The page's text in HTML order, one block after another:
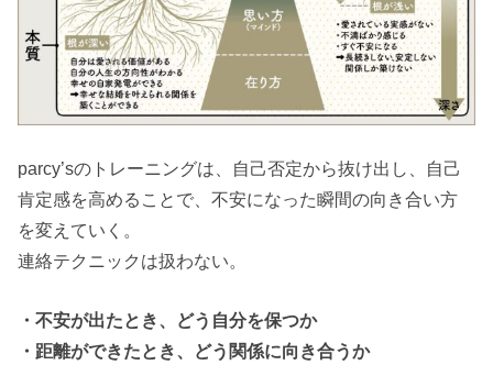
parcy’sのトレーニングは、自己否定から抜け出し、自己
肯定感を高めることで、不安になった瞬間の向き合い方
を変えていく。
連絡テクニックは扱わない。
・不安が出たとき、どう自分を保つか
・距離ができたとき、どう関係に向き合うか